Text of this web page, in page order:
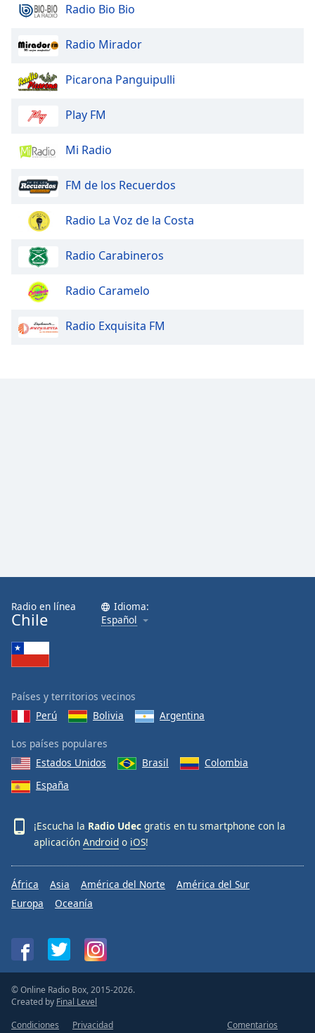
Radio Bio Bio
Radio Mirador
Picarona Panguipulli
Play FM
Mi Radio
FM de los Recuerdos
Radio La Voz de la Costa
Radio Carabineros
Radio Caramelo
Radio Exquisita FM
Radio en línea
Chile
Idioma:
Español
Países y territorios vecinos
Perú
Bolivia Argentina
Los países populares
Estados Unidos
Brasil
Colombia
España
¡Escucha la Radio Udec gratis en tu smartphone con la
aplicación Android o iOS!
África Asia América del Norte
América del Sur
Europa
Oceanía
© Online Radio Box, 2015-2026.
Created by Final Level
Condiciones
Privacidad Comentarios